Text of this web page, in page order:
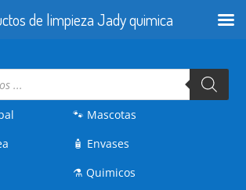
🐾 Mascotas
🧴 Envases
⚗️Quimicos
de limpieza Jady quimica